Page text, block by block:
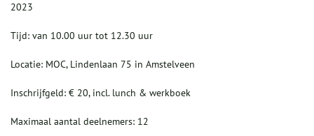
2023
Tijd: van 10.00 uur tot 12.30 uur
Locatie: MOC, Lindenlaan 75 in Amstelveen
Inschrijfgeld: € 20, incl. lunch & werkboek
Maximaal aantal deelnemers: 12